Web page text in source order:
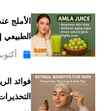
الأملج
الطبيعي | 20 ضعف
أكتوبر 19,
فوائد